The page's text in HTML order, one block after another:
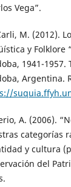
Vega”.
M. (2012).
y Folklore
1941-
Argentina.
A. (2006).
categorías
y cultura
del